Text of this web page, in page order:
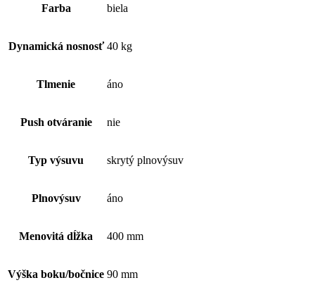
Farba biela
Dynamická nosnosť 40 kg
Tlmenie áno
Push otváranie nie
Typ výsuvu skrytý plnovýsuv
Plnovýsuv áno
Menovitá dĺžka 400 mm
Výška boku/bočnice 90 mm